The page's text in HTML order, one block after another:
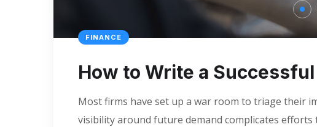
FINANCE
How to Write a
Most firms have set up a war room to triage their
visibility around future demand complicates